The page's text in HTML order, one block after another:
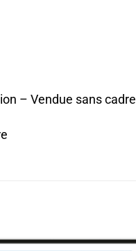
– Vendue sans cadre